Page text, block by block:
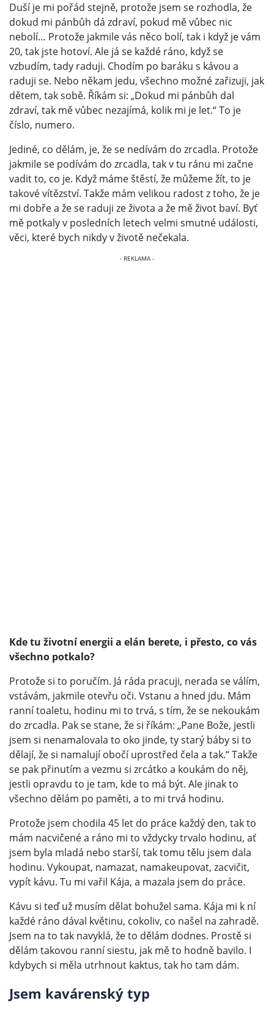
Duší je mi pořád stejně, protože jsem se rozhodla, že
dokud mi pánbůh dá zdraví, pokud mě vůbec nic
nebolí… Protože jakmile vás něco bolí, tak i když je vám
20, tak jste hotoví. Ale já se každé ráno, když se
vzbudím, tady raduji. Chodím po baráku s kávou a
raduji se. Nebo někam jedu, všechno možné zařizuji, jak
dětem, tak sobě. Říkám si: „Dokud mi pánbůh dal
zdraví, tak mě vůbec nezajímá, kolik mi je let.“ To je
číslo, numero.
Jediné, co dělám, je, že se nedívám do zrcadla. Protože
jakmile se podívám do zrcadla, tak v tu ránu mi začne
vadit to, co je. Když máme štěstí, že můžeme žít, to je
takové vítězství. Takže mám velikou radost z toho, že je
mi dobře a že se raduji ze života a že mě život baví. Byť
mě potkaly v posledních letech velmi smutné události,
věci, které bych nikdy v životě nečekala.
Kde tu životní energii a elán berete, i přesto, co vás
všechno potkalo?
Protože si to poručím. Já ráda pracuji, nerada se válím,
vstávám, jakmile otevřu oči. Vstanu a hned jdu. Mám
ranní toaletu, hodinu mi to trvá, s tím, že se nekoukám
do zrcadla. Pak se stane, že si říkám: „Pane Bože, jestli
jsem si nenamalovala to oko jinde, ty starý báby si to
dělají, že si namalují obočí uprostřed čela a tak.“ Takže
se pak přinutím a vezmu si zrcátko a koukám do něj,
jestli opravdu to je tam, kde to má být. Ale jinak to
všechno dělám po paměti, a to mi trvá hodinu.
Protože jsem chodila 45 let do práce každý den, tak to
mám nacvičené a ráno mi to vždycky trvalo hodinu, ať
jsem byla mladá nebo starší, tak tomu tělu jsem dala
hodinu. Vykoupat, namazat, namakeupovat, zacvičit,
vypít kávu. Tu mi vařil Kája, a mazala jsem do práce.
Kávu si teď už musím dělat bohužel sama. Kája mi k ní
každé ráno dával květinu, cokoliv, co našel na zahradě.
Jsem na to tak navyklá, že to dělám dodnes. Prostě si
dělám takovou ranní siestu, jak mě to hodně bavilo. I
kdybych si měla utrhnout kaktus, tak ho tam dám.
Jsem kavárenský typ